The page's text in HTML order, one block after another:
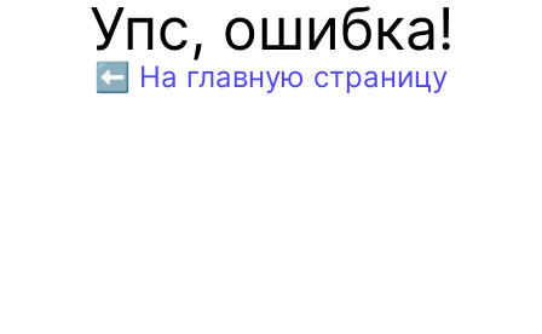
Упс, ошибка!
⬅️ На главную страницу